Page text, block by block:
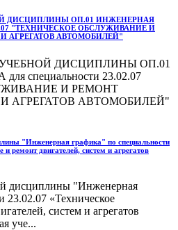
ДИСЦИПЛИНЫ ОП.01 ИНЖЕНЕРНАЯ
"ТЕХНИЧЕСКОЕ ОБСЛУЖИВАНИЕ И
АГРЕГАТОВ АВТОМОБИЛЕЙ"
ДИСЦИПЛИНЫ ОП.01
специальности 23.02.07
И РЕМОНТ
АГРЕГАТОВ АВТОМОБИЛЕЙ"
"Инженерная графика" по специальности
ремонт двигателей, систем и агрегатов
дисциплины "Инженерная
23.02.07 «Техническое
систем и агрегатов
уче...